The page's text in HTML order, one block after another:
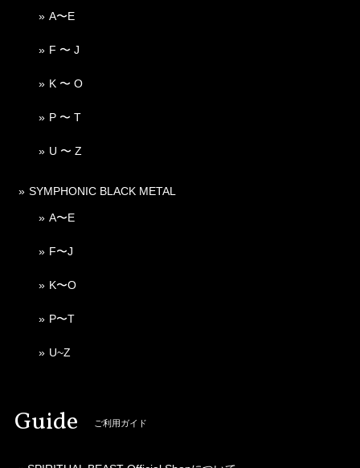
A〜E
F 〜 J
K 〜 O
P 〜 T
U 〜 Z
SYMPHONIC BLACK METAL
A〜E
F〜J
K〜O
P〜T
U~Z
Guide ご利用ガイド